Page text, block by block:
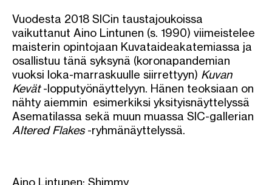
Vuodesta 2018 SICin taustajoukoissa
vaikuttanut Aino Lintunen (s. 1990) viimeistelee
maisterin opintojaan Kuvataideakatemiassa ja
osallistuu tänä syksynä (koronapandemian
vuoksi loka-marraskuulle siirrettyyn) Kuvan
Kevät-lopputyönäyttelyyn. Hänen teoksiaan on
nähty aiemmin esimerkiksi yksityisnäyttelyssä
Asematilassa sekä muun muassa SIC-gallerian
Altered Flakes -ryhmänäyttelyssä.
Aino Lintunen: Shimmy